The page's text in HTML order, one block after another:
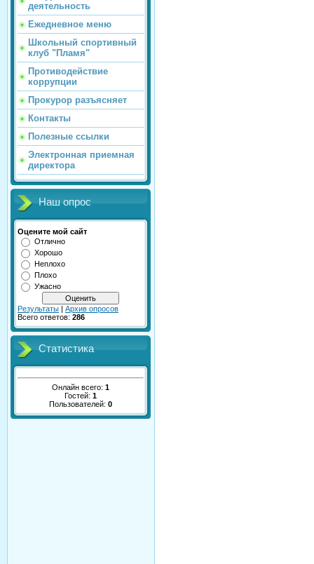
деятельность
Ежедневное меню
Школьный спортивный
клуб "Пламя"
Противодействие
коррупции
Прокурор разъясняет
Контакты
Полезные ссылки
Электронная приемная
директора
Наш опрос
Оцените мой сайт
Отлично
Хорошо
Неплохо
Плохо
Ужасно
Результаты | Архив опросов
Всего ответов: 286
Статистика
Онлайн всего: 1
Гостей: 1
Пользователей: 0